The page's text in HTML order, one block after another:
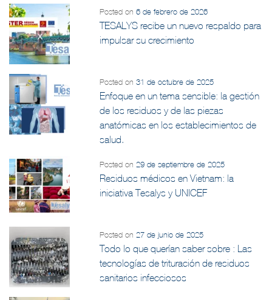
Posted on6 de febrero de 2026
TESALYS recibe un nuevo respaldo para
impulsar su crecimiento
Posted on31 de octubre de 2025
Enfoque en un tema sensible: la gestión
de los residuos y de las piezas
anatómicas en los establecimientos de
salud.
Posted on29 de septiembre de 2025
Residuos médicos en Vietnam: la
iniciativa Tesalys y UNICEF
Posted on27 de junio de 2025
Todo lo que querían saber sobre : Las
tecnologías de trituración de residuos
sanitarios infecciosos